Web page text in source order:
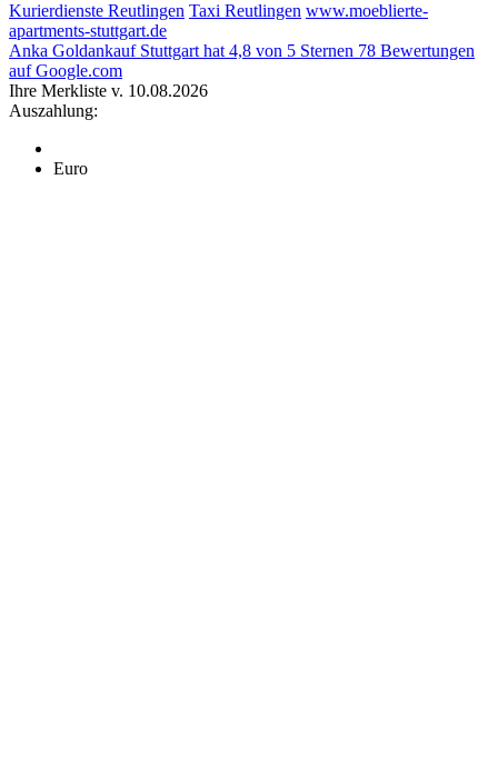
Kurierdienste Reutlingen Taxi Reutlingen www.moeblierte-
apartments-stuttgart.de
Anka Goldankauf Stuttgart hat 4,8 von 5 Sternen 78 Bewertungen
auf Google.com
Ihre Merkliste v. 10.08.2026
Auszahlung:
Euro